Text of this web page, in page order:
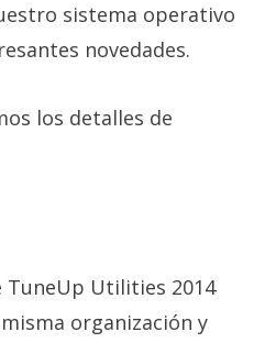
sistema operativo
novedades.
los detalles de
Utilities 2014
organización y